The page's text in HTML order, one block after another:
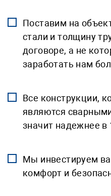
Поставим на
стали и толщину
договоре, а не
заработать нам
Все конструкции,
являются
значит надежнее в
Мы инвестируем
комфорт и